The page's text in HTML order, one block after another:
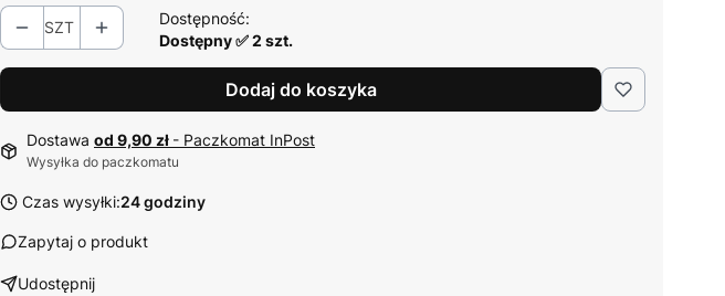
SZT
Dostępność:
Dostępny ✅ 2 szt.
Dodaj do koszyka
Dostawa od 9,90 zł - Paczkomat InPost
Wysyłka do paczkomatu
Czas wysyłki:24 godziny
Zapytaj o produkt
Udostępnij